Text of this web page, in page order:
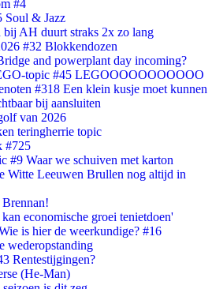
#4
Soul & Jazz
bij AH duurt straks 2x zo lang
#32 Blokkendozen
and powerplant day incoming?
topic #45 LEGOOOOOOOOOOO
#318 Een klein kusje moet kunnen
bij aansluiten
van 2026
teringherrie topic
#725
#9 Waar we schuiven met karton
Witte Leeuwen Brullen nog altijd in
economische groei tenietdoen'
is hier de weerkundige? #16
wederopstanding
Rentestijgingen?
(He-Man)